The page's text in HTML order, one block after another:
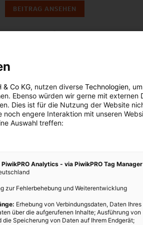
BEITRAG ANSEHEN
& Co KG, nutzen diverse Technologien,
Ebenso würden wir gerne mit externen
Dies ist für die Nutzung der Website
engere Interaktion mit unseren
Auswahl treffen:
Analytics - via PiwikPRO Tag Manager
zur Fehlerbehebung und Weiterentwicklung
Erhebung von Verbindungsdaten, Daten Ihres
über die aufgerufenen Inhalte; Ausführung von
Speicherung von Daten auf Ihrem Endgerät;